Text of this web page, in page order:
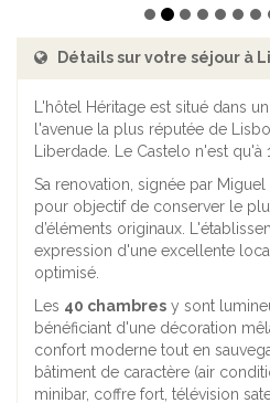
Détails sur votre séjour à
L'hôtel Héritage est situé dans
l'avenue la plus réputée de
Liberdade. Le Castelo n'est qu'à
Sa renovation, signée par Miguel
pour objectif de conserver le
d’éléments originaux.
expression d'une excellente
optimisé.
Les 40 chambres y sont
bénéficiant d'une décoration
confort moderne tout en
bâtiment de caractère (air
minibar, coffre fort, télévision